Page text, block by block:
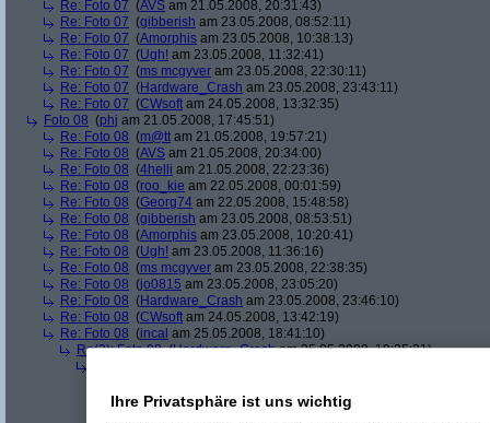
Re: Foto 07 (AVS am 21.05.2008, 20:31:43)
Re: Foto 07 (gibberish am 23.05.2008, 08:52:11)
Re: Foto 07 (Amorphis am 23.05.2008, 10:38:13)
Re: Foto 07 (Ugh! am 23.05.2008, 11:32:41)
Re: Foto 07 (ms mcgyver am 23.05.2008, 22:30:11)
Re: Foto 07 (Hardware_Crash am 23.05.2008, 23:43:11)
Re: Foto 07 (CWsoft am 24.05.2008, 13:32:35)
Foto 08 (phj am 21.05.2008, 17:45:51)
Re: Foto 08 (m@tt am 21.05.2008, 19:57:21)
Re: Foto 08 (AVS am 21.05.2008, 20:34:00)
Re: Foto 08 (4helli am 21.05.2008, 22:23:36)
Re: Foto 08 (roo_kie am 22.05.2008, 00:01:59)
Re: Foto 08 (Georg74 am 22.05.2008, 15:48:58)
Re: Foto 08 (gibberish am 23.05.2008, 08:53:51)
Re: Foto 08 (Amorphis am 23.05.2008, 10:20:41)
Re: Foto 08 (Ugh! am 23.05.2008, 11:36:16)
Re: Foto 08 (ms mcgyver am 23.05.2008, 22:38:35)
Re: Foto 08 (jo0815 am 23.05.2008, 23:05:20)
Re: Foto 08 (Hardware_Crash am 23.05.2008, 23:46:10)
Re: Foto 08 (CWsoft am 24.05.2008, 13:42:19)
Re: Foto 08 (incal am 25.05.2008, 18:41:10)
Re(2): Foto 08(Hardware_Crasham 25.05.2008, 19:35:31)
Re(5): Foto 08(incalam 26.05.2008, 20:56:14)
Ihre Privatsphäre ist uns wichtig